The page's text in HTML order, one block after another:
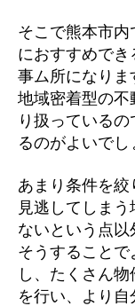
そこで熊本市
におすすめで
事ム所になりま
地域密着型の不
り扱っている
るのがよいでし
あまり条件を
見逃してしま
ないという点以
そうすること
し、たくさん
を行い、より